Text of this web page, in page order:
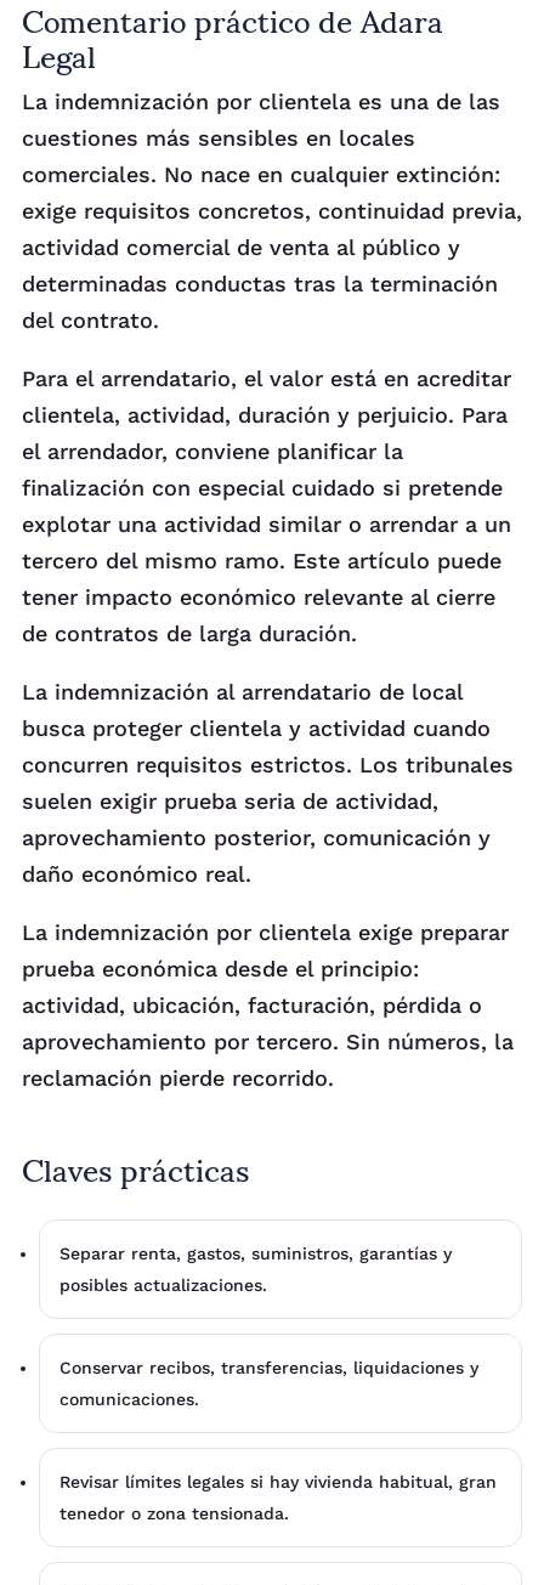
Legal
La indemnización por clientela es una de las
cuestiones más sensibles en locales
comerciales. No nace en cualquier extinción:
exige requisitos concretos, continuidad previa,
actividad comercial de venta al público y
determinadas conductas tras la terminación
del contrato.
Para el arrendatario, el valor está en acreditar
clientela, actividad, duración y perjuicio. Para
el arrendador, conviene planificar la
finalización con especial cuidado si pretende
explotar una actividad similar o arrendar a un
tercero del mismo ramo. Este artículo puede
tener impacto económico relevante al cierre
de contratos de larga duración.
La indemnización al arrendatario de local
busca proteger clientela y actividad cuando
concurren requisitos estrictos. Los tribunales
suelen exigir prueba seria de actividad,
aprovechamiento posterior, comunicación y
daño económico real.
La indemnización por clientela exige preparar
prueba económica desde el principio:
actividad, ubicación, facturación, pérdida o
aprovechamiento por tercero. Sin números, la
reclamación pierde recorrido.
Claves prácticas
Separar renta, gastos, suministros, garantías y
posibles actualizaciones.
Conservar recibos, transferencias, liquidaciones y
comunicaciones.
Revisar límites legales si hay vivienda habitual, gran
tenedor o zona tensionada.